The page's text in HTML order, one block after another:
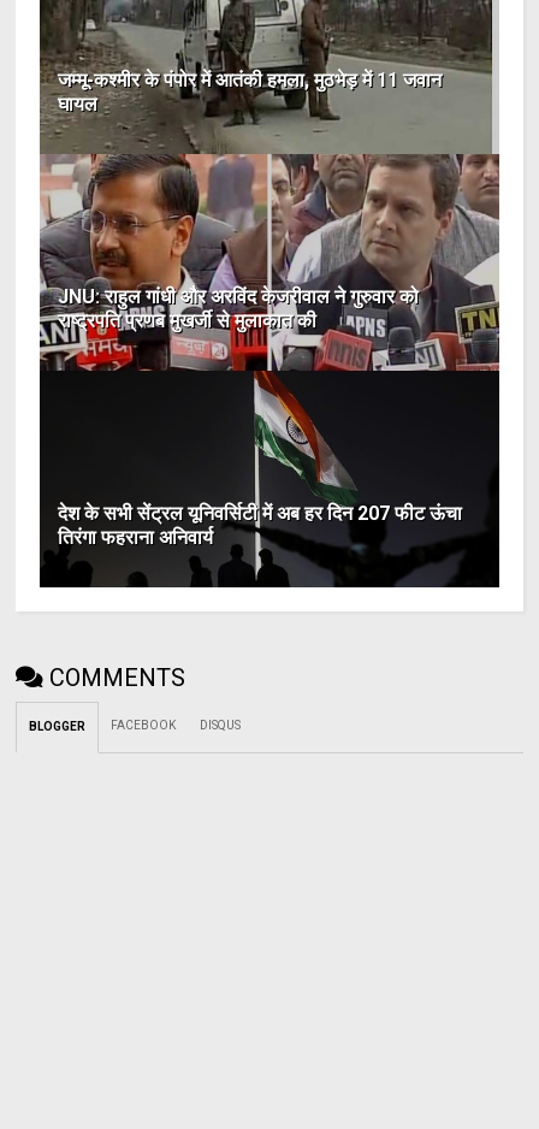
जम्मू-कश्मीर के पंपोर में आतंकी हमला, मुठभेड़ में 11 जवान
घायल
JNU: राहुल गांधी और अरविंद केजरीवाल ने गुरुवार को
राष्ट्रपति प्रणब मुखर्जी से मुलाकात की
देश के सभी सेंट्रल यूनिवर्सिटी में अब हर दिन 207 फीट ऊंचा
तिरंगा फहराना अनिवार्य
COMMENTS
BLOGGER FACEBOOK DISQUS